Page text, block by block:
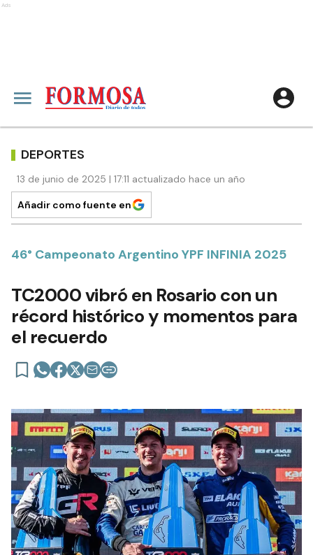
Ads
DEPORTES
13 de junio de 2025 | 17:11 actualizado hace un año
Añadir como fuente en
46° Campeonato Argentino YPF INFINIA 2025
TC2000 vibró en Rosario con un
récord histórico y momentos para
el recuerdo